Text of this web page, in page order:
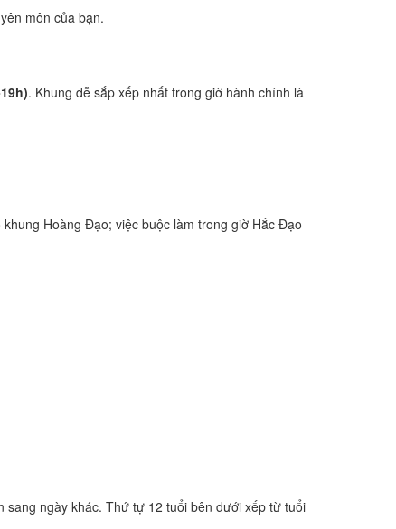
môn của bạn.
. Khung dễ sắp xếp nhất trong giờ hành chính là
Hoàng Đạo; việc buộc làm trong giờ Hắc Đạo
sang ngày khác. Thứ tự 12 tuổi bên dưới xếp từ tuổi